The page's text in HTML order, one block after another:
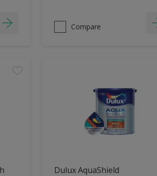
Compare
Dulux AquaShield